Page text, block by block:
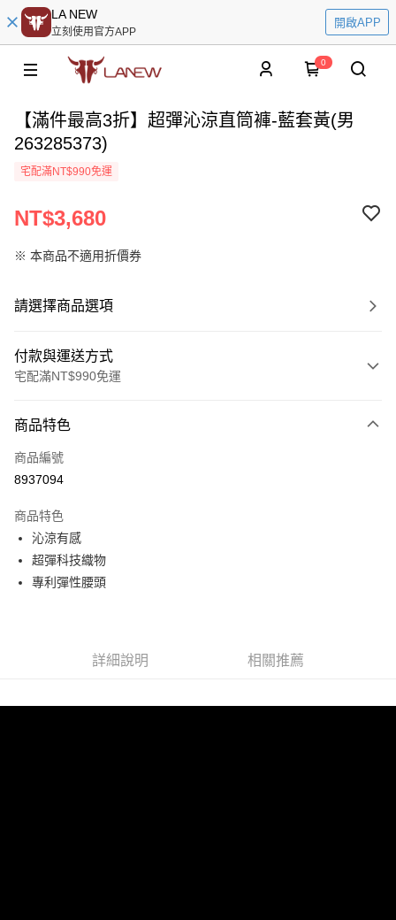
LA NEW
立刻使用官方APP
開啟APP
0
【滿件最高3折】超彈沁涼直筒褲-藍套黃(男
263285373)
宅配滿NT$990免運
NT$3,680
※ 本商品不適用折價券
請選擇商品選項
付款與運送方式
宅配滿NT$990免運
信用卡一次付款
LINE Pay
悠遊付
Google Pay
宅配
商品特色
商品編號
8937094
商品特色
沁涼有感
超彈科技織物
專利彈性腰頭
詳細說明 相關推薦